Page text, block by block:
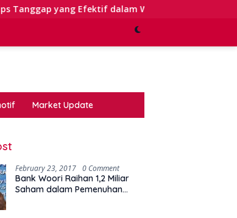
Efektif dalam Waktu Keterbatasan
Market Update
February 23, 2017 0 Comment
Bank Woori Raihan 1,2 Miliar
Saham dalam Pemenuhan